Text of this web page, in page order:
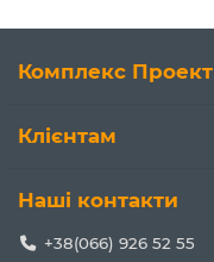
Комплекс Проект
Клієнтам
Наші контакти
+38(066) 926 52 55